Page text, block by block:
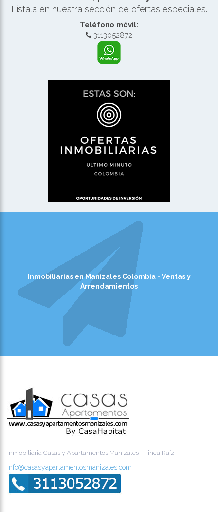
Lístala en nuestra sección de ofertas especiales.
Teléfono móvil:
3113052872
Inmobiliarias en Manizales Colombia - Ventas y
Arrendamientos
Inmobiliaria Casas y Apartamentos Manizales - Finca Raíz
info@casasyapartamentosmanizales.com